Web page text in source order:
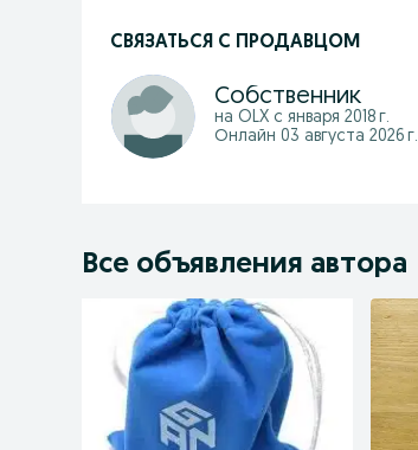
СВЯЗАТЬСЯ С ПРОДАВЦОМ
Собственник
на OLX с января 2018 г.
Онлайн 03 августа 2026 г.
Все объявления автора